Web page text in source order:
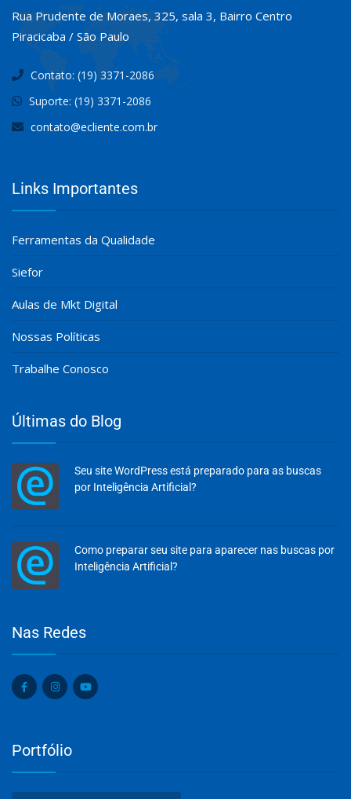
Rua Prudente de Moraes, 325, sala 3, Bairro Centro
Piracicaba / São Paulo
Contato: (19) 3371-2086
Suporte: (19) 3371-2086
contato@ecliente.com.br
Links Importantes
Ferramentas da Qualidade
Siefor
Aulas de Mkt Digital
Nossas Políticas
Trabalhe Conosco
Últimas do Blog
Seu site WordPress está preparado para as buscas
por Inteligência Artificial?
Como preparar seu site para aparecer nas buscas por
Inteligência Artificial?
Nas Redes
Portfólio
Olá, insira seus dados para continuar.
Nome
Número de celular